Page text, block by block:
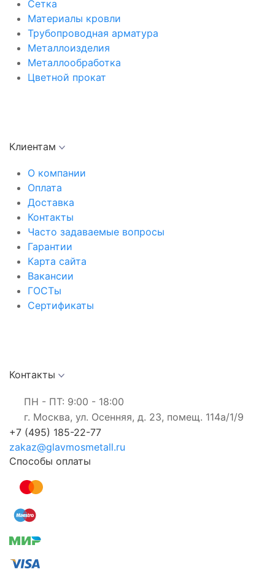
Сетка
Материалы кровли
Трубопроводная арматура
Металлоизделия
Металлообработка
Цветной прокат
Клиентам
О компании
Оплата
Доставка
Контакты
Часто задаваемые вопросы
Гарантии
Карта сайта
Вакансии
ГОСТы
Сертификаты
Контакты
ПН - ПТ: 9:00 - 18:00
г. Москва, ул. Осенняя, д. 23, помещ. 114а/1/9
+7 (495) 185-22-77
zakaz@glavmosmetall.ru
Способы оплаты